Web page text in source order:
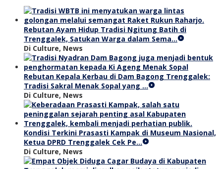
Rebutan Ayam Hidup Tradisi Ngitung Batih di
Trenggalek, Satukan Warga dalam Sema…
Di Culture, News
Rebutan Kepala Kerbau di Dam Bagong Trenggalek:
Tradisi Sakral Menak Sopal yang …
Di Culture, News
Kondisi Terkini Prasasti Kampak di Museum Nasional,
Ketua DPRD Trenggalek Cek Pe…
Di Culture, News